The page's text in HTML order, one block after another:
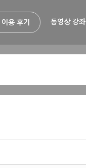
용 후기 동영상 강좌